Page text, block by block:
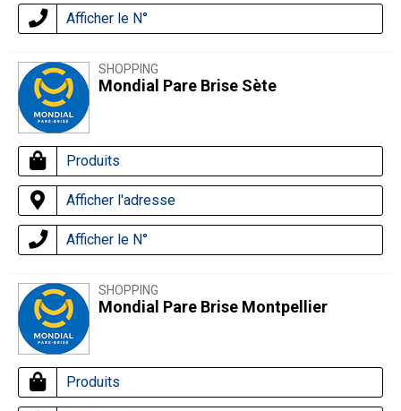
Afficher le N°
SHOPPING
Mondial Pare Brise Sète
Produits
Afficher l'adresse
Afficher le N°
SHOPPING
Mondial Pare Brise Montpellier
Produits